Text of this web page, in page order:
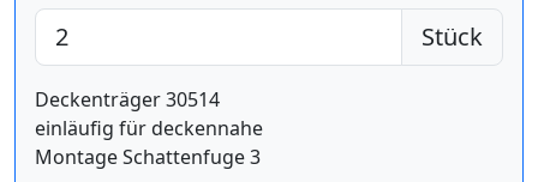
Stück
Deckenträger 30514
einläufig für deckennahe
Montage Schattenfuge 3